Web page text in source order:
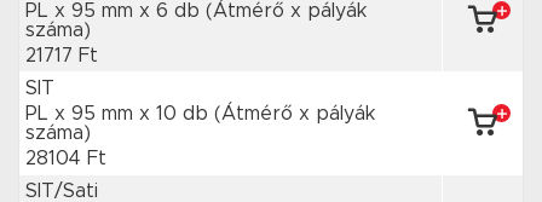
PL x 95 mm x 6 db (Átmérő x pályák
száma)
21717 Ft
SIT
PL x 95 mm x 10 db (Átmérő x pályák
száma)
28104 Ft
SIT/Sati